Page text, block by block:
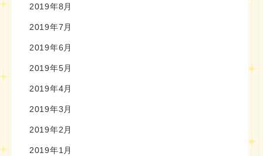
2019年8月
2019年7月
2019年6月
2019年5月
2019年4月
2019年3月
2019年2月
2019年1月